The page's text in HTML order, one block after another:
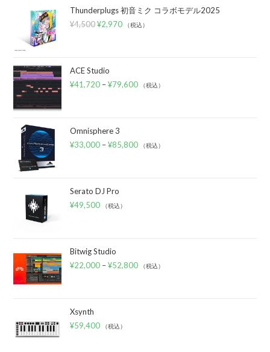
Thunderplugs 初音ミク コラボモデル2025
¥4,500 ¥2,970 （税込）
ACE Studio
¥41,720 –¥79,600 （税込）
Omnisphere 3
¥33,000 –¥85,800 （税込）
Serato DJ Pro
¥49,500 （税込）
Bitwig Studio
¥22,000 –¥52,800 （税込）
Xsynth
¥59,400 （税込）